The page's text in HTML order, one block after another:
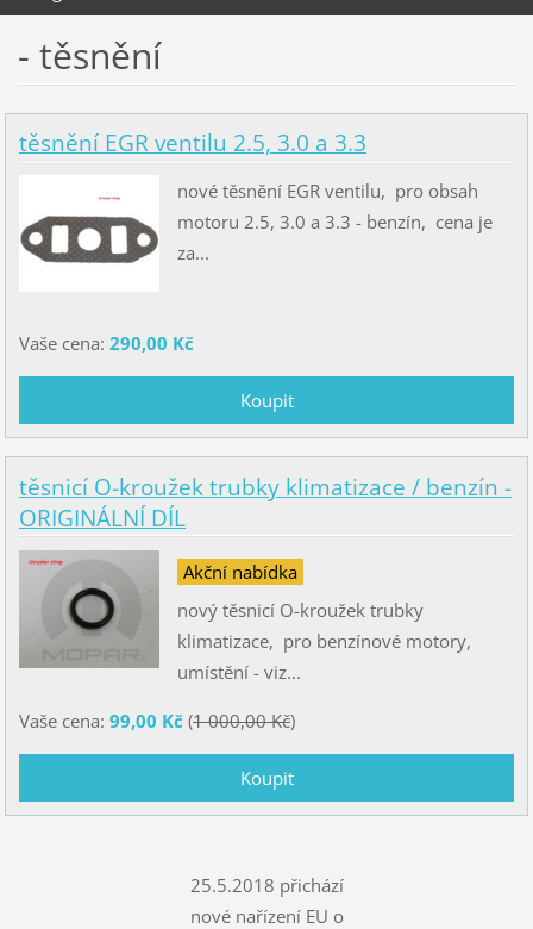
- těsnění
těsnění EGR ventilu 2.5, 3.0 a 3.3
nové těsnění EGR ventilu, pro obsah
motoru 2.5, 3.0 a 3.3 - benzín, cena je
za...
Vaše cena: 290,00 Kč
těsnicí O-kroužek trubky klimatizace / benzín -
ORIGINÁLNÍ DÍL
Akční nabídka
nový těsnicí O-kroužek trubky
klimatizace, pro benzínové motory,
umístění - viz...
Vaše cena: 99,00 Kč(1 000,00 Kč)
25.5.2018 přichází
nové nařízení EU o